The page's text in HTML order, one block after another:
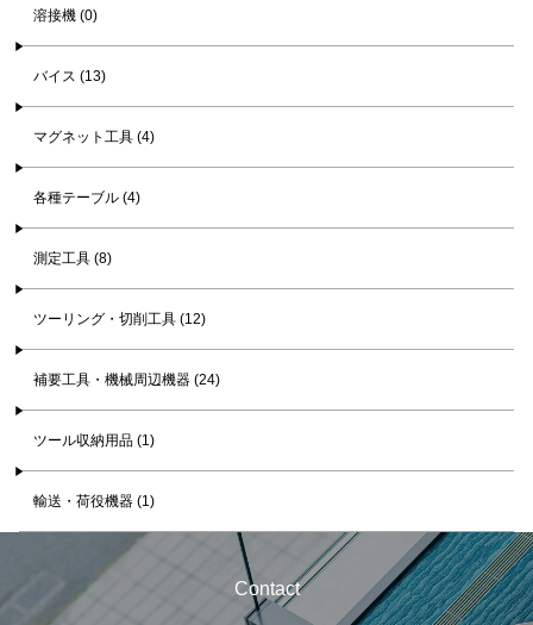
溶接機 (0)
バイス (13)
マグネット工具 (4)
各種テーブル (4)
測定工具 (8)
ツーリング・切削工具 (12)
補要工具・機械周辺機器 (24)
ツール収納用品 (1)
輸送・荷役機器 (1)
Contact